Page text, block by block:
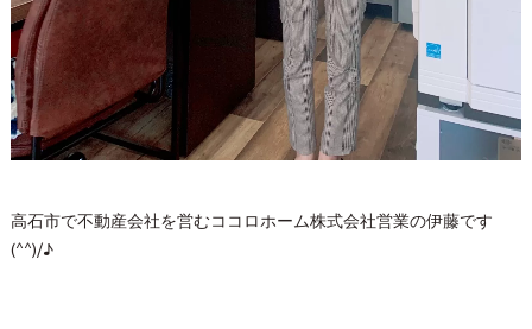
高石市で不動産会社を営むココロホーム株式会社営業の伊藤です
(^^)/♪